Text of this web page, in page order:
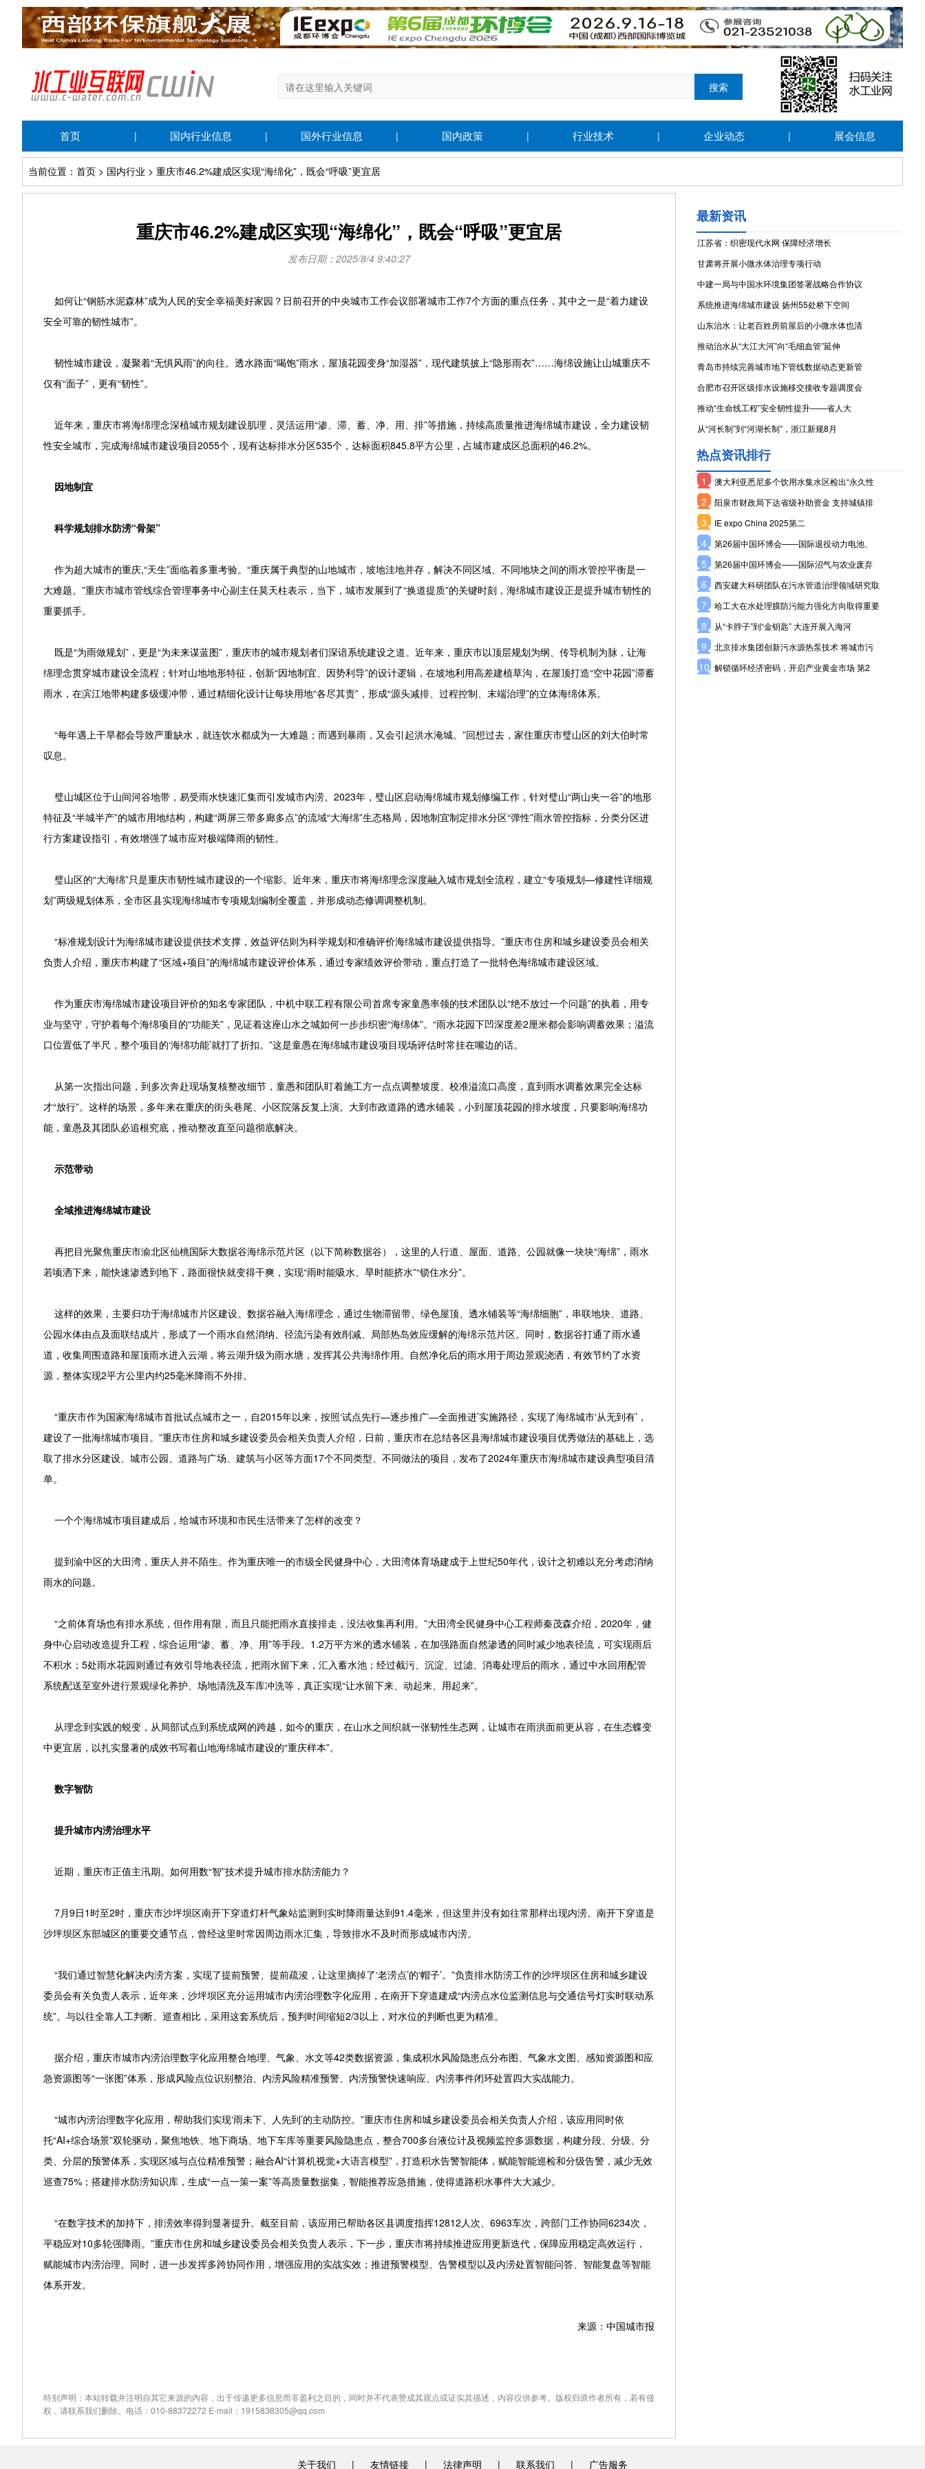
首页 | 国内行业信息 | 国外行业信息 | 国内政策 | 行业技术 | 企业动态 | 展会信息
当前位置：首页 > 国内行业 > 重庆市46.2%建成区实现“海绵化”，既会“呼吸”更宜居
重庆市46.2%建成区实现“海绵化”，既会“呼吸”更宜居
发布日期：2025/8/4 9:40:27
如何让“钢筋水泥森林”成为人民的安全幸福美好家园？日前召开的中央城市工作会议部署城市工作7个方面的重点任务，其中之一是“着力建设
安全可靠的韧性城市”。
韧性城市建设，凝聚着“无惧风雨”的向往。透水路面“喝饱”雨水，屋顶花园变身“加湿器”，现代建筑披上“隐形雨衣”……海绵设施让山城重庆不
仅有“面子”，更有“韧性”。
近年来，重庆市将海绵理念深植城市规划建设肌理，灵活运用“渗、滞、蓄、净、用、排”等措施，持续高质量推进海绵城市建设，全力建设韧
性安全城市，完成海绵城市建设项目2055个，现有达标排水分区535个，达标面积845.8平方公里，占城市建成区总面积的46.2%。
因地制宜
科学规划排水防涝“骨架”
作为超大城市的重庆,“天生”面临着多重考验。“重庆属于典型的山地城市，坡地洼地并存，解决不同区域、不同地块之间的雨水管控平衡是一
大难题。”重庆市城市管线综合管理事务中心副主任莫天柱表示，当下，城市发展到了“换道提质”的关键时刻，海绵城市建设正是提升城市韧性的
重要抓手。
既是“为雨做规划”，更是“为未来谋蓝图”，重庆市的城市规划者们深谙系统建设之道。近年来，重庆市以顶层规划为纲、传导机制为脉，让海
绵理念贯穿城市建设全流程；针对山地地形特征，创新“因地制宜、因势利导”的设计逻辑，在坡地利用高差建植草沟，在屋顶打造“空中花园”滞蓄
雨水，在滨江地带构建多级缓冲带，通过精细化设计让每块用地“各尽其责”，形成“源头减排、过程控制、末端治理”的立体海绵体系。
“每年遇上干旱都会导致严重缺水，就连饮水都成为一大难题；而遇到暴雨，又会引起洪水淹城。”回想过去，家住重庆市璧山区的刘大伯时常
叹息。
璧山城区位于山间河谷地带，易受雨水快速汇集而引发城市内涝。2023年，璧山区启动海绵城市规划修编工作，针对璧山“两山夹一谷”的地形
特征及“半城半产”的城市用地结构，构建“两屏三带多廊多点”的流域“大海绵”生态格局，因地制宜制定排水分区“弹性”雨水管控指标，分类分区进
行方案建设指引，有效增强了城市应对极端降雨的韧性。
璧山区的“大海绵”只是重庆市韧性城市建设的一个缩影。近年来，重庆市将海绵理念深度融入城市规划全流程，建立“专项规划—修建性详细规
划”两级规划体系，全市区县实现海绵城市专项规划编制全覆盖，并形成动态修调调整机制。
“标准规划设计为海绵城市建设提供技术支撑，效益评估则为科学规划和准确评价海绵城市建设提供指导。”重庆市住房和城乡建设委员会相关
负责人介绍，重庆市构建了“区域+项目”的海绵城市建设评价体系，通过专家绩效评价带动，重点打造了一批特色海绵城市建设区域。
作为重庆市海绵城市建设项目评价的知名专家团队，中机中联工程有限公司首席专家童愚率领的技术团队以“绝不放过一个问题”的执着，用专
业与坚守，守护着每个海绵项目的“功能关”，见证着这座山水之城如何一步步织密“海绵体”。“雨水花园下凹深度差2厘米都会影响调蓄效果；溢流
口位置低了半尺，整个项目的‘海绵功能’就打了折扣。”这是童愚在海绵城市建设项目现场评估时常挂在嘴边的话。
从第一次指出问题，到多次奔赴现场复核整改细节，童愚和团队盯着施工方一点点调整坡度、校准溢流口高度，直到雨水调蓄效果完全达标
才“放行”。这样的场景，多年来在重庆的街头巷尾、小区院落反复上演。大到市政道路的透水铺装，小到屋顶花园的排水坡度，只要影响海绵功
能，童愚及其团队必追根究底，推动整改直至问题彻底解决。
示范带动
全域推进海绵城市建设
再把目光聚焦重庆市渝北区仙桃国际大数据谷海绵示范片区（以下简称数据谷），这里的人行道、屋面、道路、公园就像一块块“海绵”，雨水
若顷洒下来，能快速渗透到地下，路面很快就变得干爽，实现“雨时能吸水、旱时能挤水”“锁住水分”。
这样的效果，主要归功于海绵城市片区建设。数据谷融入海绵理念，通过生物滞留带、绿色屋顶、透水铺装等“海绵细胞”，串联地块、道路、
公园水体由点及面联结成片，形成了一个雨水自然消纳、径流污染有效削减、局部热岛效应缓解的海绵示范片区。同时，数据谷打通了雨水通
道，收集周围道路和屋顶雨水进入云湖，将云湖升级为雨水塘，发挥其公共海绵作用。自然净化后的雨水用于周边景观浇洒，有效节约了水资
源，整体实现2平方公里内约25毫米降雨不外排。
“重庆市作为国家海绵城市首批试点城市之一，自2015年以来，按照‘试点先行—逐步推广—全面推进’实施路径，实现了海绵城市‘从无到有’，
建设了一批海绵城市项目。”重庆市住房和城乡建设委员会相关负责人介绍，日前，重庆市在总结各区县海绵城市建设项目优秀做法的基础上，选
取了排水分区建设、城市公园、道路与广场、建筑与小区等方面17个不同类型、不同做法的项目，发布了2024年重庆市海绵城市建设典型项目清
单。
一个个海绵城市项目建成后，给城市环境和市民生活带来了怎样的改变？
提到渝中区的大田湾，重庆人并不陌生。作为重庆唯一的市级全民健身中心，大田湾体育场建成于上世纪50年代，设计之初难以充分考虑消纳
雨水的问题。
“之前体育场也有排水系统，但作用有限，而且只能把雨水直接排走，没法收集再利用。”大田湾全民健身中心工程师秦茂森介绍，2020年，健
身中心启动改造提升工程，综合运用“渗、蓄、净、用”等手段。1.2万平方米的透水铺装，在加强路面自然渗透的同时减少地表径流，可实现雨后
不积水；5处雨水花园则通过有效引导地表径流，把雨水留下来，汇入蓄水池；经过截污、沉淀、过滤、消毒处理后的雨水，通过中水回用配管
系统配送至室外进行景观绿化养护、场地清洗及车库冲洗等，真正实现“让水留下来、动起来、用起来”。
从理念到实践的蜕变，从局部试点到系统成网的跨越，如今的重庆，在山水之间织就一张韧性生态网，让城市在雨洪面前更从容，在生态蝶变
中更宜居，以扎实显著的成效书写着山地海绵城市建设的“重庆样本”。
数字智防
提升城市内涝治理水平
近期，重庆市正值主汛期。如何用数“智”技术提升城市排水防涝能力？
7月9日1时至2时，重庆市沙坪坝区南开下穿道灯杆气象站监测到实时降雨量达到91.4毫米，但这里并没有如往常那样出现内涝。南开下穿道是
沙坪坝区东部城区的重要交通节点，曾经这里时常因周边雨水汇集，导致排水不及时而形成城市内涝。
“我们通过智慧化解决内涝方案，实现了提前预警、提前疏浚，让这里摘掉了‘老涝点’的‘帽子’。”负责排水防涝工作的沙坪坝区住房和城乡建设
委员会有关负责人表示，近年来，沙坪坝区充分运用城市内涝治理数字化应用，在南开下穿道建成“内涝点水位监测信息与交通信号灯实时联动系
统”。与以往全靠人工判断、巡查相比，采用这套系统后，预判时间缩短2/3以上，对水位的判断也更为精准。
据介绍，重庆市城市内涝治理数字化应用整合地理、气象、水文等42类数据资源，集成积水风险隐患点分布图、气象水文图、感知资源图和应
急资源图等“一张图”体系，形成风险点位识别整治、内涝风险精准预警、内涝预警快速响应、内涝事件闭环处置四大实战能力。
“城市内涝治理数字化应用，帮助我们实现‘雨未下、人先到’的主动防控。”重庆市住房和城乡建设委员会相关负责人介绍，该应用同时依
托“AI+综合场景”双轮驱动，聚焦地铁、地下商场、地下车库等重要风险隐患点，整合700多台液位计及视频监控多源数据，构建分段、分级、分
类、分层的预警体系，实现区域与点位精准预警；融合AI“计算机视觉+大语言模型”，打造积水告警智能体，赋能智能巡检和分级告警，减少无效
巡查75%；搭建排水防涝知识库，生成“一点一策一案”等高质量数据集，智能推荐应急措施，使得道路积水事件大大减少。
“在数字技术的加持下，排涝效率得到显著提升。截至目前，该应用已帮助各区县调度指挥12812人次、6963车次，跨部门工作协同6234次，
平稳应对10多轮强降雨。”重庆市住房和城乡建设委员会相关负责人表示，下一步，重庆市将持续推进应用更新迭代，保障应用稳定高效运行，
赋能城市内涝治理。同时，进一步发挥多跨协同作用，增强应用的实战实效；推进预警模型、告警模型以及内涝处置智能问答、智能复盘等智能
体系开发。
来源：中国城市报
特别声明：本站转载并注明自其它来源的内容，出于传递更多信息而非盈利之目的，同时并不代表赞成其观点或证实其描述，内容仅供参考。版权归原作者所有，若有侵
权，请联系我们删除。电话：010-88372272 E-mail：1915838305@qq.com
最新资讯
江苏省：织密现代水网 保障经济增长
甘肃将开展小微水体治理专项行动
中建一局与中国水环境集团签署战略合作协议
系统推进海绵城市建设 扬州55处桥下空间
山东治水：让老百姓房前屋后的小微水体也清
推动治水从“大江大河”向“毛细血管”延伸
青岛市持续完善城市地下管线数据动态更新管
合肥市召开区级排水设施移交接收专题调度会
推动“生命线工程”安全韧性提升——省人大
从“河长制”到“河湖长制”，浙江新规8月
热点资讯排行
1 澳大利亚悉尼多个饮用水集水区检出“永久性
2 阳泉市财政局下达省级补助资金 支持城镇排
3 IE expo China 2025第二
4 第26届中国环博会——国际退役动力电池、
5 第26届中国环博会——国际沼气与农业废弃
6 西安建大科研团队在污水管道治理领域研究取
7 哈工大在水处理膜防污能力强化方向取得重要
8 从“卡脖子”到“金钥匙” 大连开展入海河
9 北京排水集团创新污水源热泵技术 将城市污
10 解锁循环经济密码，开启产业黄金市场 第2
关于我们 | 友情链接 | 法律声明 | 联系我们 | 广告服务